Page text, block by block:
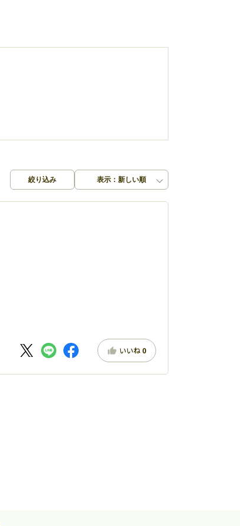
絞り込み 表示：新しい順
いいね 0